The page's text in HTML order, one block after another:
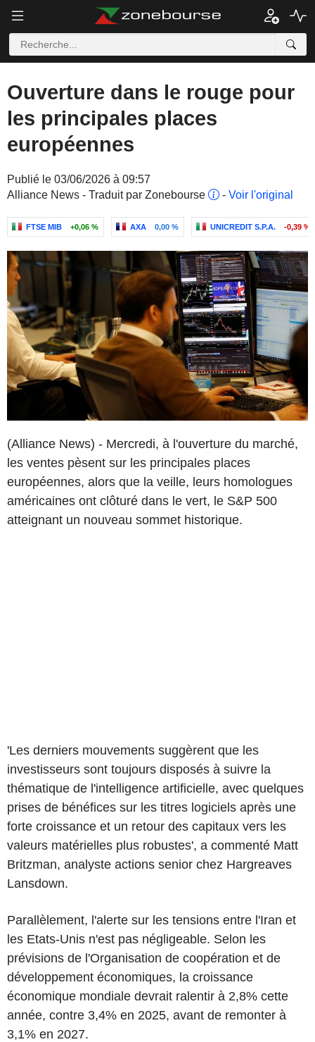
Ouverture dans le rouge pour
les principales places
européennes
Publié le 03/06/2026 à 09:57
Alliance News - Traduit par Zonebourse
- Voir l'original
FTSE MIB +0,06 % AXA 0,00 % UNICREDIT S.P.A. -0,39 %
(Alliance News) - Mercredi, à l'ouverture du marché,
les ventes pèsent sur les principales places
européennes, alors que la veille, leurs homologues
américaines ont clôturé dans le vert, le S&P 500
atteignant un nouveau sommet historique.
'Les derniers mouvements suggèrent que les
investisseurs sont toujours disposés à suivre la
thématique de l'intelligence artificielle, avec quelques
prises de bénéfices sur les titres logiciels après une
forte croissance et un retour des capitaux vers les
valeurs matérielles plus robustes', a commenté Matt
Britzman, analyste actions senior chez Hargreaves
Lansdown.
Parallèlement, l'alerte sur les tensions entre l'Iran et
les Etats-Unis n'est pas négligeable. Selon les
prévisions de l'Organisation de coopération et de
développement économiques, la croissance
économique mondiale devrait ralentir à 2,8% cette
année, contre 3,4% en 2025, avant de remonter à
3,1% en 2027.